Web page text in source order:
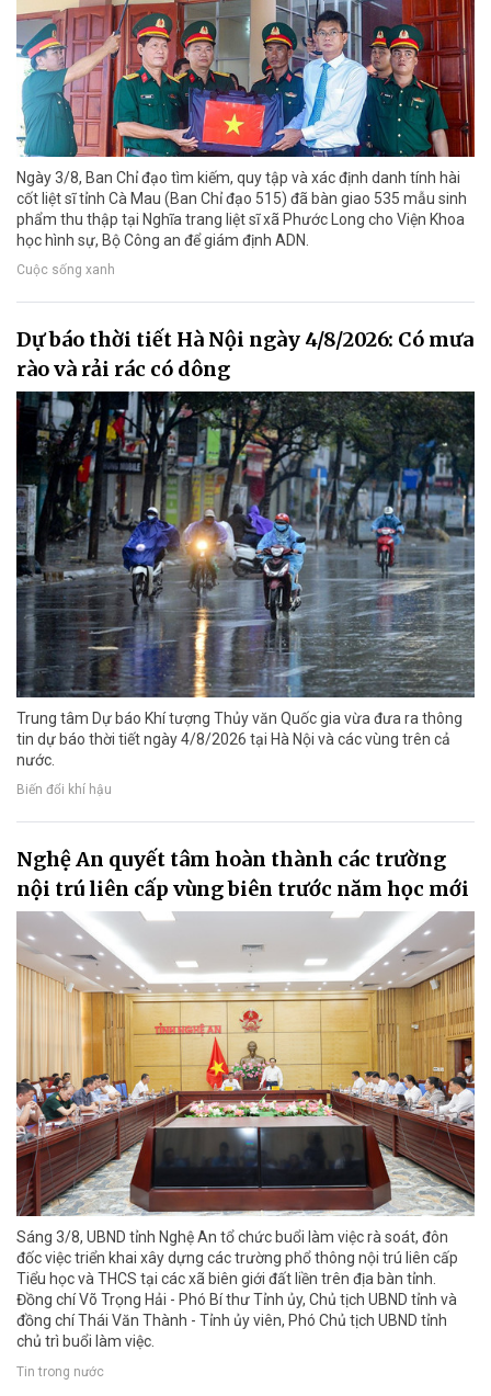
Ngày 3/8, Ban Chỉ đạo tìm kiếm, quy tập và xác định danh tính hài
cốt liệt sĩ tỉnh Cà Mau (Ban Chỉ đạo 515) đã bàn giao 535 mẫu sinh
phẩm thu thập tại Nghĩa trang liệt sĩ xã Phước Long cho Viện Khoa
học hình sự, Bộ Công an để giám định ADN.
Cuộc sống xanh
Dự báo thời tiết Hà Nội ngày 4/8/2026: Có mưa
rào và rải rác có dông
Trung tâm Dự báo Khí tượng Thủy văn Quốc gia vừa đưa ra thông
tin dự báo thời tiết ngày 4/8/2026 tại Hà Nội và các vùng trên cả
nước.
Biến đổi khí hậu
Nghệ An quyết tâm hoàn thành các trường
nội trú liên cấp vùng biên trước năm học mới
Sáng 3/8, UBND tỉnh Nghệ An tổ chức buổi làm việc rà soát, đôn
đốc việc triển khai xây dựng các trường phổ thông nội trú liên cấp
Tiểu học và THCS tại các xã biên giới đất liền trên địa bàn tỉnh.
Đồng chí Võ Trọng Hải - Phó Bí thư Tỉnh ủy, Chủ tịch UBND tỉnh và
đồng chí Thái Văn Thành - Tỉnh ủy viên, Phó Chủ tịch UBND tỉnh
chủ trì buổi làm việc.
Tin trong nước